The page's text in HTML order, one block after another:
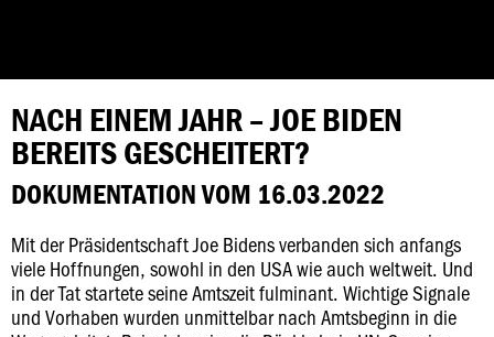
NACH EINEM JAHR – JOE BIDEN
BEREITS GESCHEITERT?
DOKUMENTATION VOM 16.03.2022
Mit der Präsidentschaft Joe Bidens verbanden sich anfangs
viele Hoffnungen, sowohl in den USA wie auch weltweit. Und
in der Tat startete seine Amtszeit fulminant. Wichtige Signale
und Vorhaben wurden unmittelbar nach Amtsbeginn in die